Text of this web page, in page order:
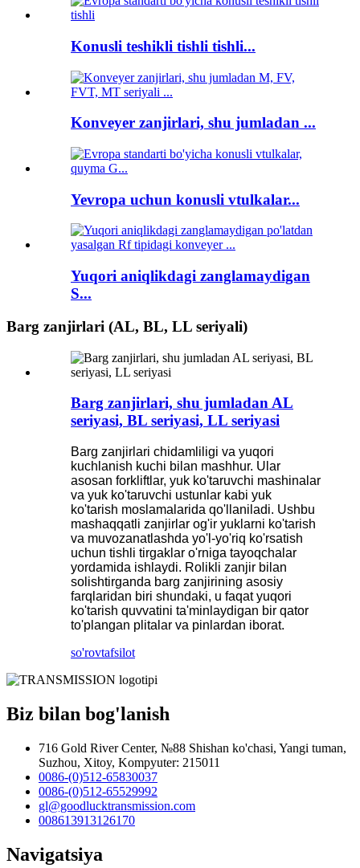
Konusli teshikli tishli tishli...
Konveyer zanjirlari, shu jumladan ...
Yevropa uchun konusli vtulkalar...
Yuqori aniqlikdagi zanglamaydigan
S...
Barg zanjirlari (AL, BL, LL seriyali)
Barg zanjirlari, shu jumladan AL
seriyasi, BL seriyasi, LL seriyasi
Barg zanjirlari chidamliligi va yuqori
kuchlanish kuchi bilan mashhur. Ular
asosan forkliftlar, yuk ko'taruvchi mashinalar
va yuk ko'taruvchi ustunlar kabi yuk
ko'tarish moslamalarida qo'llaniladi. Ushbu
mashaqqatli zanjirlar og'ir yuklarni ko'tarish
va muvozanatlashda yo'l-yo'riq ko'rsatish
uchun tishli tirgaklar o'rniga tayoqchalar
yordamida ishlaydi. Rolikli zanjir bilan
solishtirganda barg zanjirining asosiy
farqlaridan biri shundaki, u faqat yuqori
ko'tarish quvvatini ta'minlaydigan bir qator
to'plangan plitalar va pinlardan iborat.
so'rovtafsilot
Biz bilan bog'lanish
716 Gold River Center, №88 Shishan ko'chasi, Yangi tuman,
Suzhou, Xitoy, Kompyuter: 215011
0086-(0)512-65830037
0086-(0)512-65529992
gl@goodlucktransmission.com
008613913126170
Navigatsiya